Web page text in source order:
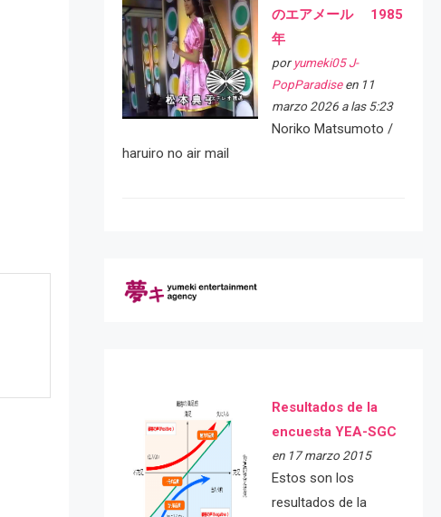
のエアメール 1985
年
por yumeki05 J-
PopParadiseen 11
marzo 2026 a las 5:23
Noriko Matsumoto /
haruiro no air mail
Resultados de la
encuesta YEA-SGC
en 17 marzo 2015
Estos son los
resultados de la